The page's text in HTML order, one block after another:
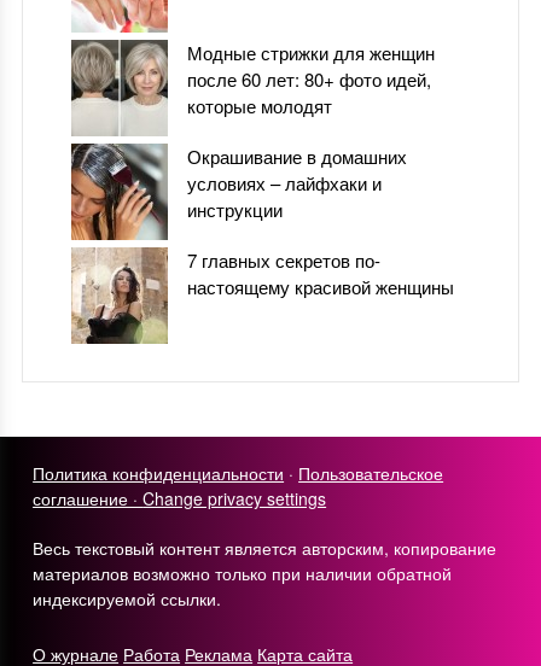
Модные стрижки для женщин
после 60 лет: 80+ фото идей,
которые молодят
Окрашивание в домашних
условиях – лайфхаки и
инструкции
7 главных секретов по-
настоящему красивой женщины
Политика конфиденциальности · Пользовательское
соглашение ·Change privacy settings
Весь текстовый контент является авторским, копирование
материалов возможно только при наличии обратной
индексируемой ссылки.
О журнале Работа Реклама Карта сайта